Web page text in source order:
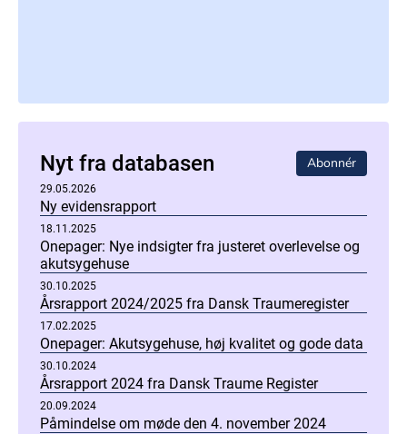
Nyt fra databasen Abonnér
29.05.2026
Ny evidensrapport
18.11.2025
Onepager: Nye indsigter fra justeret overlevelse og
akutsygehuse
30.10.2025
Årsrapport 2024/2025 fra Dansk Traumeregister
17.02.2025
Onepager: Akutsygehuse, høj kvalitet og gode data
30.10.2024
Årsrapport 2024 fra Dansk Traume Register
20.09.2024
Påmindelse om møde den 4. november 2024